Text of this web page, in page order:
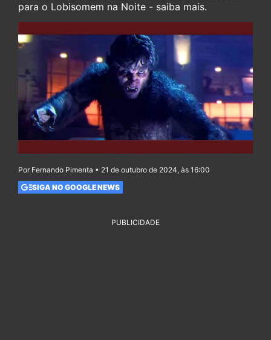
para o Lobisomem na Noite - saiba mais.
Por Fernando Pimenta • 21 de outubro de 2024, às 16:00
SIGA NO GOOGLE NEWS
PUBLICIDADE